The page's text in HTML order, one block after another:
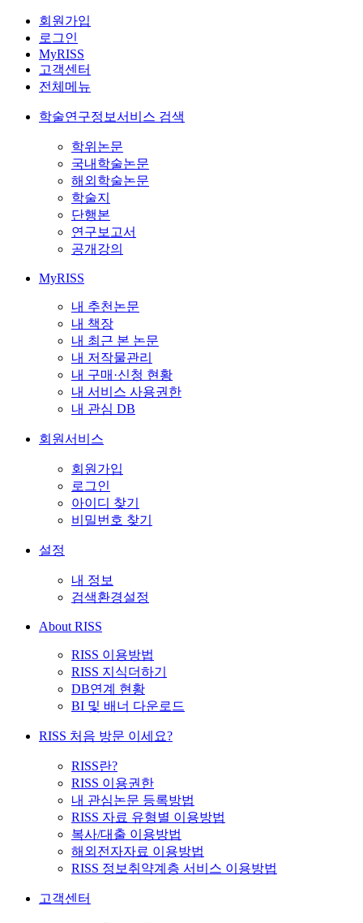
회원가입
로그인
MyRISS
고객센터
전체메뉴
학술연구정보서비스 검색
학위논문
국내학술논문
해외학술논문
학술지
단행본
연구보고서
공개강의
MyRISS
내 추천논문
내 책장
내 최근 본 논문
내 저작물관리
내 구매·신청 현황
내 서비스 사용권한
내 관심 DB
회원서비스
회원가입
로그인
아이디 찾기
비밀번호 찾기
설정
내 정보
검색환경설정
About RISS
RISS 이용방법
RISS 지식더하기
DB연계 현황
BI 및 배너 다운로드
RISS 처음 방문 이세요?
RISS란?
RISS 이용권한
내 관심논문 등록방법
RISS 자료 유형별 이용방법
복사/대출 이용방법
해외전자자료 이용방법
RISS 정보취약계층 서비스 이용방법
고객센터